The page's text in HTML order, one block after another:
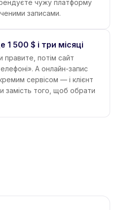
чужу платформу
записами.
500 $ і три місяці
правите, потім сайт
А онлайн-запис
сервісом — і клієнт
замість того, щоб обрати